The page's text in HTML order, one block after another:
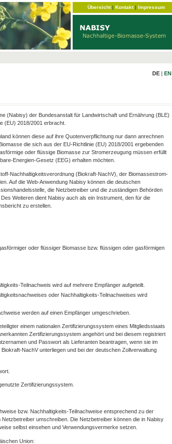
Übersicht| Kontakt| Impressum
DE |EN
(Nabisy) der Bundesanstalt für Landwirtschaft und Ernährung (BLE)
(EU) 2018/2001 erbracht.
können diese auf ihre Quotenverpflichtung nur dann anrechnen
die sich aus der EU-Richtlinie (EU) 2018/2001 ergebenden
oder flüssige Biomasse zur Stromerzeugung müssen erfüllt
Energien-Gesetz (EEG) erhalten möchten.
Nachhaltigkeitsverordnung (Biokraft-NachV), der Biomassestrom-
Auf die Web-Anwendung Nabisy können die deutschen
die Netzbetreiber und die zuständigen Behörden
Weiteren dient Nabisy auch als ein Instrument, den für die
zu erstellen.
oder flüssiger Biomasse bzw. flüssigen oder gasförmigen
Teilnachweis wird auf mehrere Empfänger aufgeteilt.
oder Nachhaltigkeits-Teilnachweises wird
werden auf einen Empfänger umgeschrieben.
einem nationalen Zertifizierungssystem eines Mitgliedsstaats
Zertifizierungssystem angehört und bei diesem registriert
und Passwort als Lieferanten beantragen, wenn sie im
NachV unterliegen und bei der deutschen Zollverwaltung
Zertifizierungssystem.
bzw. Nachhaltigkeits-Teilnachweise entsprechend zu der
umschreiben. Die Netzbetreiber können die in Nabisy
selbst einsehen und Verwendungsvermerke setzen.
Union: